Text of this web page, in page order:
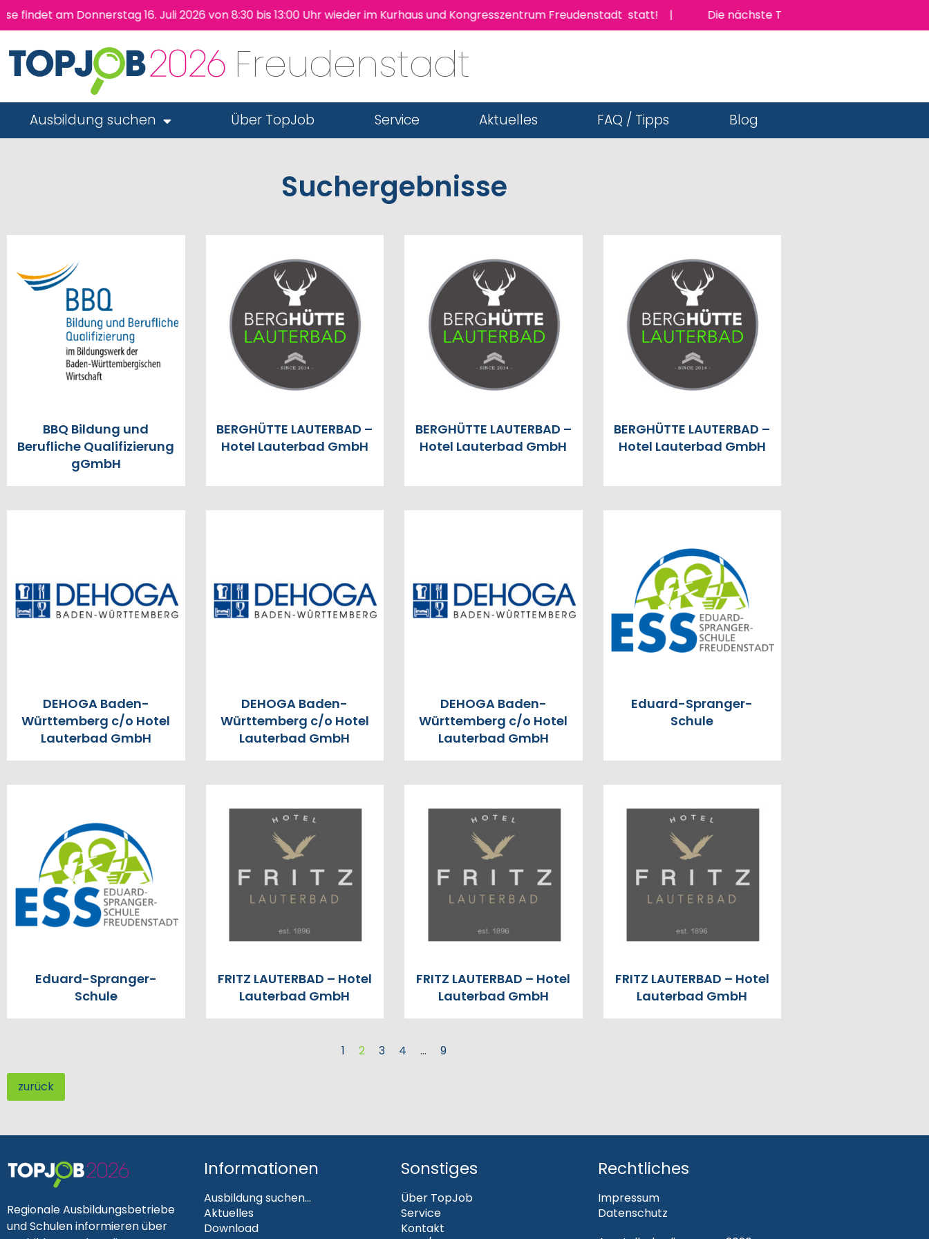
findet am Donnerstag 16. Juli 2026 von 8:30 bis 13:00 Uhr wieder im Kurhaus und Kongresszentrum Freudenstadt statt! | Die nächste TopJob Messe findet am
Freudenstadt
Ausbildung suchen Über TopJob Service Aktuelles FAQ / Tipps Blog
Suchergebnisse
BBQ Bildung und
Berufliche Qualifizierung
gGmbH
BERGHÜTTE LAUTERBAD –
Hotel Lauterbad GmbH
BERGHÜTTE LAUTERBAD –
Hotel Lauterbad GmbH
BERGHÜTTE LAUTERBAD –
Hotel Lauterbad GmbH
DEHOGA Baden-
Württemberg c/o Hotel
Lauterbad GmbH
DEHOGA Baden-
Württemberg c/o Hotel
Lauterbad GmbH
DEHOGA Baden-
Württemberg c/o Hotel
Lauterbad GmbH
Eduard-Spranger-
Schule
Eduard-Spranger-
Schule
FRITZ LAUTERBAD – Hotel
Lauterbad GmbH
FRITZ LAUTERBAD – Hotel
Lauterbad GmbH
FRITZ LAUTERBAD – Hotel
Lauterbad GmbH
1 2 3 4 … 9
zurück
Regionale Ausbildungsbetriebe
und Schulen informieren über
Informationen
Ausbildung suchen...
Aktuelles
Download
Sonstiges
Über TopJob
Service
Kontakt
Rechtliches
Impressum
Datenschutz